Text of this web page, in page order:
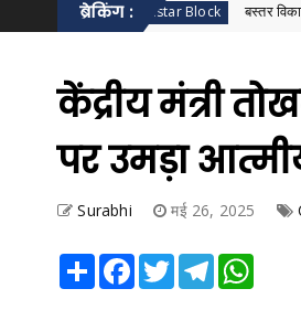
ब्रेकिंग :
Bastar Block बस्तर विकासखंड की अनूठी
केंद्रीय मंत्री
पर उमड़ा
Surabhi मई 26, 2025
Share Facebook
TwitterTelegram